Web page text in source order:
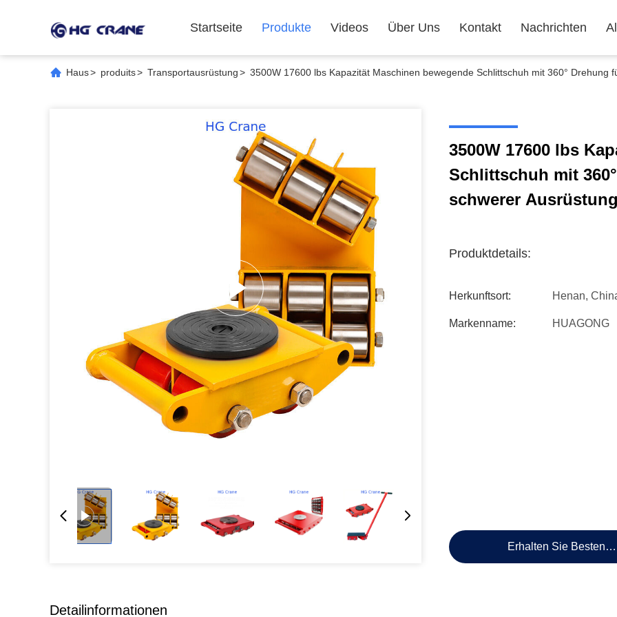
Startseite Produkte Videos Über Uns Kontakt Nachrichten
Haus> produits> Transportausrüstung> 3500W 17600 lbs Kapazität Maschinen bewegende Schlittschuh mit 360° Drehung
3500W 17600 lbs
Schlittschuh mit
schwerer Ausrüstung
Produktdetails:
Herkunftsort: Henan,
Markenname: HUAGONG
Erhalten Sie Besten
Detailinformationen